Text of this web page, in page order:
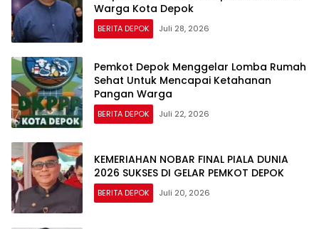
Warga Kota Depok
BERITA DEPOK Juli 28, 2026
Pemkot Depok Menggelar Lomba Rumah
Sehat Untuk Mencapai Ketahanan
Pangan Warga
BERITA DEPOK Juli 22, 2026
KEMERIAHAN NOBAR FINAL PIALA DUNIA
2026 SUKSES DI GELAR PEMKOT DEPOK
BERITA DEPOK Juli 20, 2026